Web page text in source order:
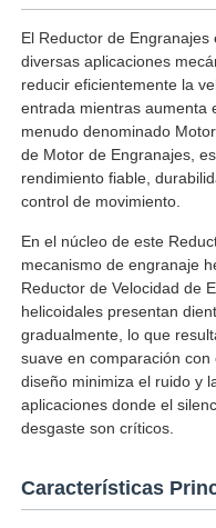
El Reductor de
diversas aplicaciones
reducir eficientemente la
entrada mientras aumenta
menudo denominado
de Motor de Engranajes,
rendimiento fiable,
control de movimiento.
En el núcleo de este
mecanismo de engranaje
Reductor de Velocidad de
helicoidales presentan
gradualmente, lo que
suave en comparación
diseño minimiza el ruido y
aplicaciones donde el
desgaste son críticos.
Características